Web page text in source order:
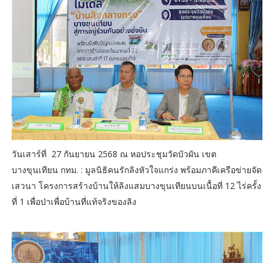
วันเสาร์ที่ 27 กันยายน 2568 ณ หอประชุมวัดบัวผัน เขต
บางขุนเทียน กทม. : มูลนิธิคนรักลิงหัวใจแกร่ง พร้อมภาคีเครือข่ายจัด
เสวนา โครงการสร้างบ้านให้ลิงแสมบางขุนเทียนบนเนื้อที่ 12 ไร่ครั้ง
ที่ 1 เพื่อป่าเพื่อบ้านที่แท้จริงของลิง